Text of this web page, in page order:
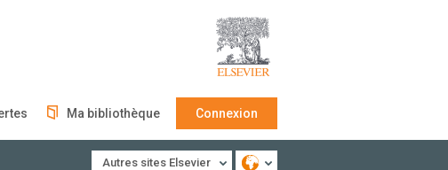
Ma bibliothèque Connexion
Autres sites Elsevier